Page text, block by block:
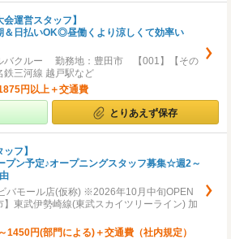
会運営スタッフ】
＆日払いOK◎昼働くより涼しくて効率い
バクルー 勤務地：豊田市 【001】【その
鉄三河線 越戸駅など
円以上＋交通費
とりあえず保存
ッフ】
プン予定♪オープニングスタッフ募集☆週2～
バモール店(仮称) ※2026年10月中旬OPEN
】東武伊勢崎線(東武スカイツリーライン) 加
1450円(部門による)＋交通費（社内規定）